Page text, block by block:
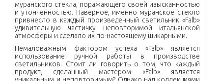
муранского стекла, поражающего своей изысканностью
и утонченностью. Наверное, именно муранское стекло
привнесло в каждый произведенный светильник «Falb»
удивительную частичку неповторимой итальянской
атмосферы и сделало их по-настоящему шикарными.
Немаловажным фактором успеха «Falb» является
использование ручной работы в производстве
светильников. Стоит ли говорить о том, что каждый
продукт, сделанный мастером «Falb» является